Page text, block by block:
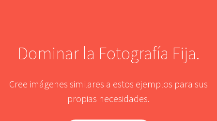
Dominar la Fotografía Fija.
Cree imágenes similares a estos ejemplos para sus
propias necesidades.